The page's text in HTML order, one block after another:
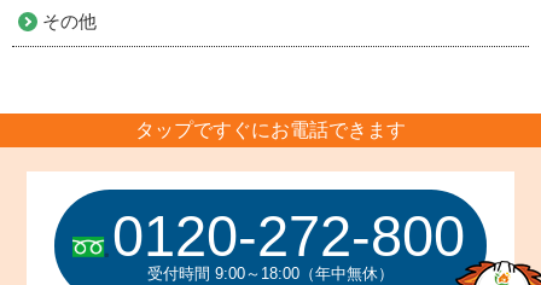
その他
タップですぐにお電話できます
0120-272-800
受付時間 9:00～18:00（年中無休）